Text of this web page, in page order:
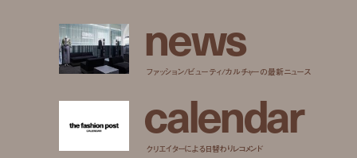
news
ファッション/ビューティ/カルチャーの最新ニュース
calendar
クリエイターによる日替わりレコメンド